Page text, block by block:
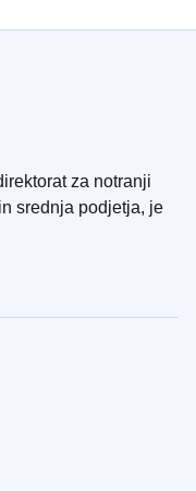
za notranji
srednja podjetja, je